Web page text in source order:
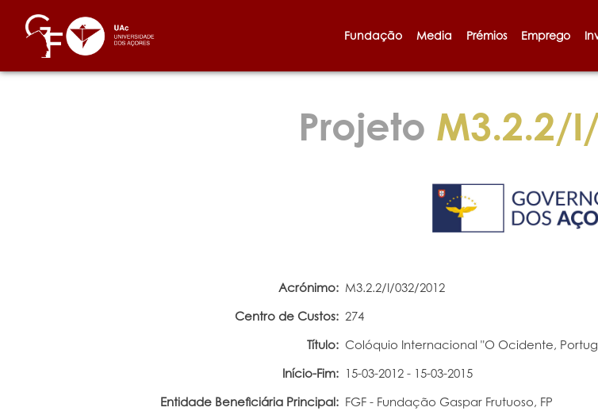
Fundação Media Prémios Emprego
Projeto M3.2.2/
Acrónimo: M3.2.2/I/032/2012
Centro de Custos: 274
Título: Colóquio Internacional "O Ocidente,
Início-Fim: 15-03-2012 - 15-03-2015
Entidade Beneficiária Principal: FGF - Fundação Gaspar Frutuoso, FP